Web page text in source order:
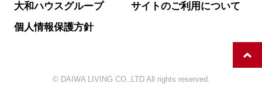
大和ハウスグループ
サイトのご利用について
個人情報保護方針
© DAIWA LIVING CO.,LTD All rights reserved.